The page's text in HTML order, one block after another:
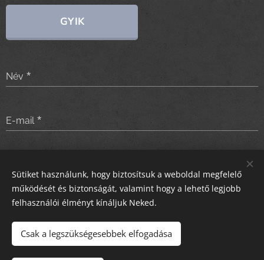
GYIK
Név
E-mail
Sütiket használunk, hogy biztosítsuk a weboldal megfelelő
működését és biztonságát, valamint hogy a lehető legjobb
felhasználói élményt kínáljuk Neked.
Csak a legszükségesebbek elfogadása